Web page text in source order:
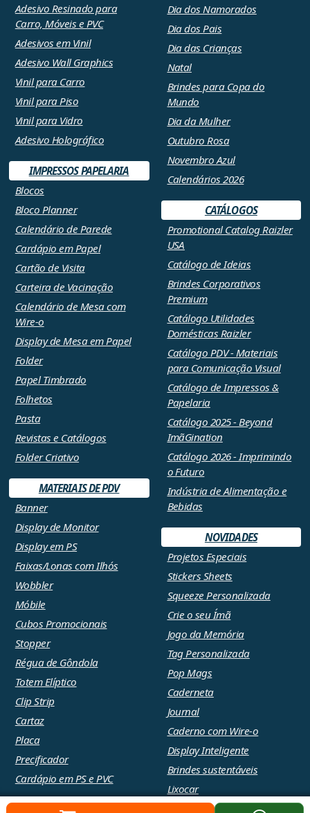
Adesivo Resinado para
Carro, Móveis e PVC
Adesivos em Vinil
Adesivo Wall Graphics
Vinil para Carro
Vinil para Piso
Vinil para Vidro
Adesivo Holográfico
IMPRESSOS PAPELARIA
Blocos
Bloco Planner
Calendário de Parede
Cardápio em Papel
Cartão de Visita
Carteira de Vacinação
Calendário de Mesa com
Wire-o
Display de Mesa em Papel
Folder
Papel Timbrado
Folhetos
Pasta
Revistas e Catálogos
Folder Criativo
MATERIAIS DE PDV
Banner
Display de Monitor
Display em PS
Faixas/Lonas com Ilhós
Wobbler
Móbile
Cubos Promocionais
Stopper
Régua de Gôndola
Totem Elíptico
Clip Strip
Cartaz
Placa
Precificador
Cardápio em PS e PVC
Dia dos Namorados
Dia dos Pais
Dia das Crianças
Natal
Brindes para Copa do
Mundo
Dia da Mulher
Outubro Rosa
Novembro Azul
Calendários 2026
CATÁLOGOS
Promotional Catalog Raizler
USA
Catálogo de Ideias
Brindes Corporativos
Premium
Catálogo Utilidades
Domésticas Raizler
Catálogo PDV - Materiais
para Comunicação Visual
Catálogo de Impressos &
Papelaria
Catálogo 2025 - Beyond
ImãGination
Catálogo 2026 - Imprimindo
o Futuro
Indústria de Alimentação e
Bebidas
NOVIDADES
Projetos Especiais
Stickers Sheets
Squeeze Personalizada
Crie o seu Ímã
Jogo da Memória
Tag Personalizada
Pop Mags
Caderneta
Journal
Caderno com Wire-o
Display Inteligente
Brindes sustentáveis
Lixocar